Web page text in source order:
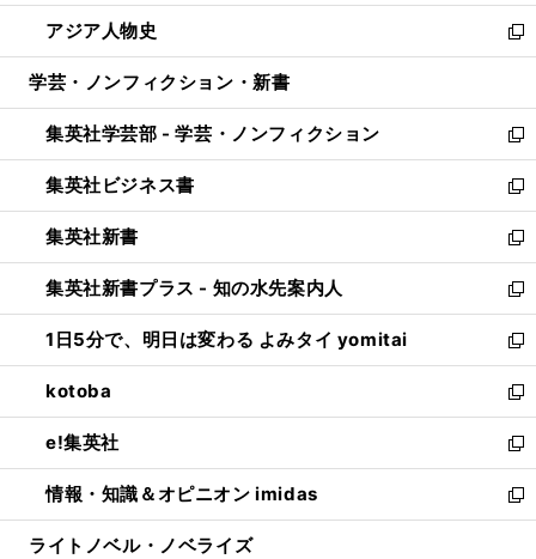
開
く
ウ
で
開
ン
ド
ウ
開
く
ウ
ィ
ン
ウ
で
開
く
し
い
ウ
ン
ド
ウ
で
開
く
アジア人物史
新
し
ウ
ィ
ン
ド
ウ
で
開
く
学芸・ノンフィクション・新書
集英社学芸部 - 学芸・ノンフィクション
新
し
い
ウ
ィ
ン
ド
ウ
で
開
く
集英社ビジネス書
新
し
い
ウ
ィ
ン
ド
ウ
で
開
く
集英社新書
新
し
い
ウ
ィ
ン
ド
ウ
で
開
く
集英社新書プラス - 知の水先案内人
新
し
い
ウ
ィ
ン
ド
ウ
で
開
1日5分で、明日は変わる よみタイ yomitai
新
し
い
ウ
ィ
ン
ド
ウ
kotoba
新
し
い
ウ
ィ
ン
e!集英社
新
し
い
ウ
情報・知識＆オピニオン imidas
新
し
ライトノベル・ノベライズ